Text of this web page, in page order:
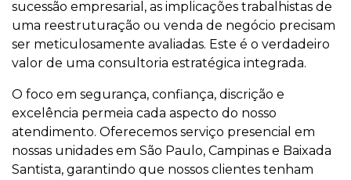
sucessão empresarial, as implicações trabalhistas de
uma reestruturação ou venda de negócio precisam
ser meticulosamente avaliadas. Este é o verdadeiro
valor de uma consultoria estratégica integrada.
O foco em segurança, confiança, discrição e
excelência permeia cada aspecto do nosso
atendimento. Oferecemos serviço presencial em
nossas unidades em São Paulo, Campinas e Baixada
Santista, garantindo que nossos clientes tenham